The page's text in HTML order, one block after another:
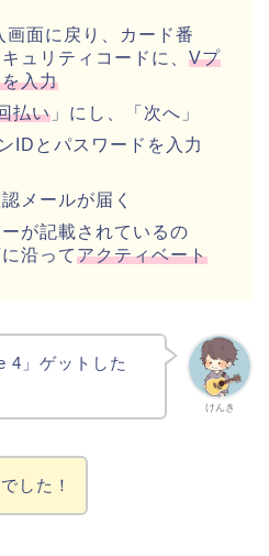
面に戻り、カード番
ュリティコードに、 Vプ
入力
払い 」にし、「次へ」
IDとパスワードを入力
メールが届く
が記載されているの
沿ってアクティベート
けんき
4」ゲットした
した！